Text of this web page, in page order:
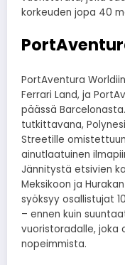
korkeuden jopa 40
PortAventura
Ferrari Land, ja
päässä
tutkittavana,
Streetille
ainutlaatuinen
Jännitystä etsivien
Meksikoon ja
syöksyy osallistujat
– ennen kuin
vuoristoradalle, joka
nopeimmista.